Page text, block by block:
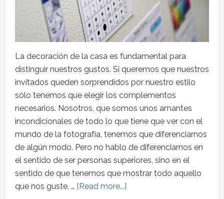
La decoración de la casa es fundamental para
distinguir nuestros gustos. Si queremos que nuestros
invitados queden sorprendidos por nuestro estilo
sólo tenemos que elegir los complementos
necesarios. Nosotros, que somos unos amantes
incondicionales de todo lo que tiene que ver con el
mundo de la fotografía, tenemos que diferenciarnos
de algún modo. Pero no hablo de diferenciarnos en
el sentido de ser personas superiores, sino en el
sentido de que tenemos que mostrar todo aquello
que nos guste. … [Read more...]